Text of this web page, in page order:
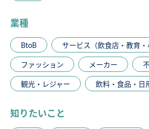
業種
BtoB
サービス（飲食店・教育・
ファッション
メーカー
観光・レジャー
飲料・食品・日
知りたいこと